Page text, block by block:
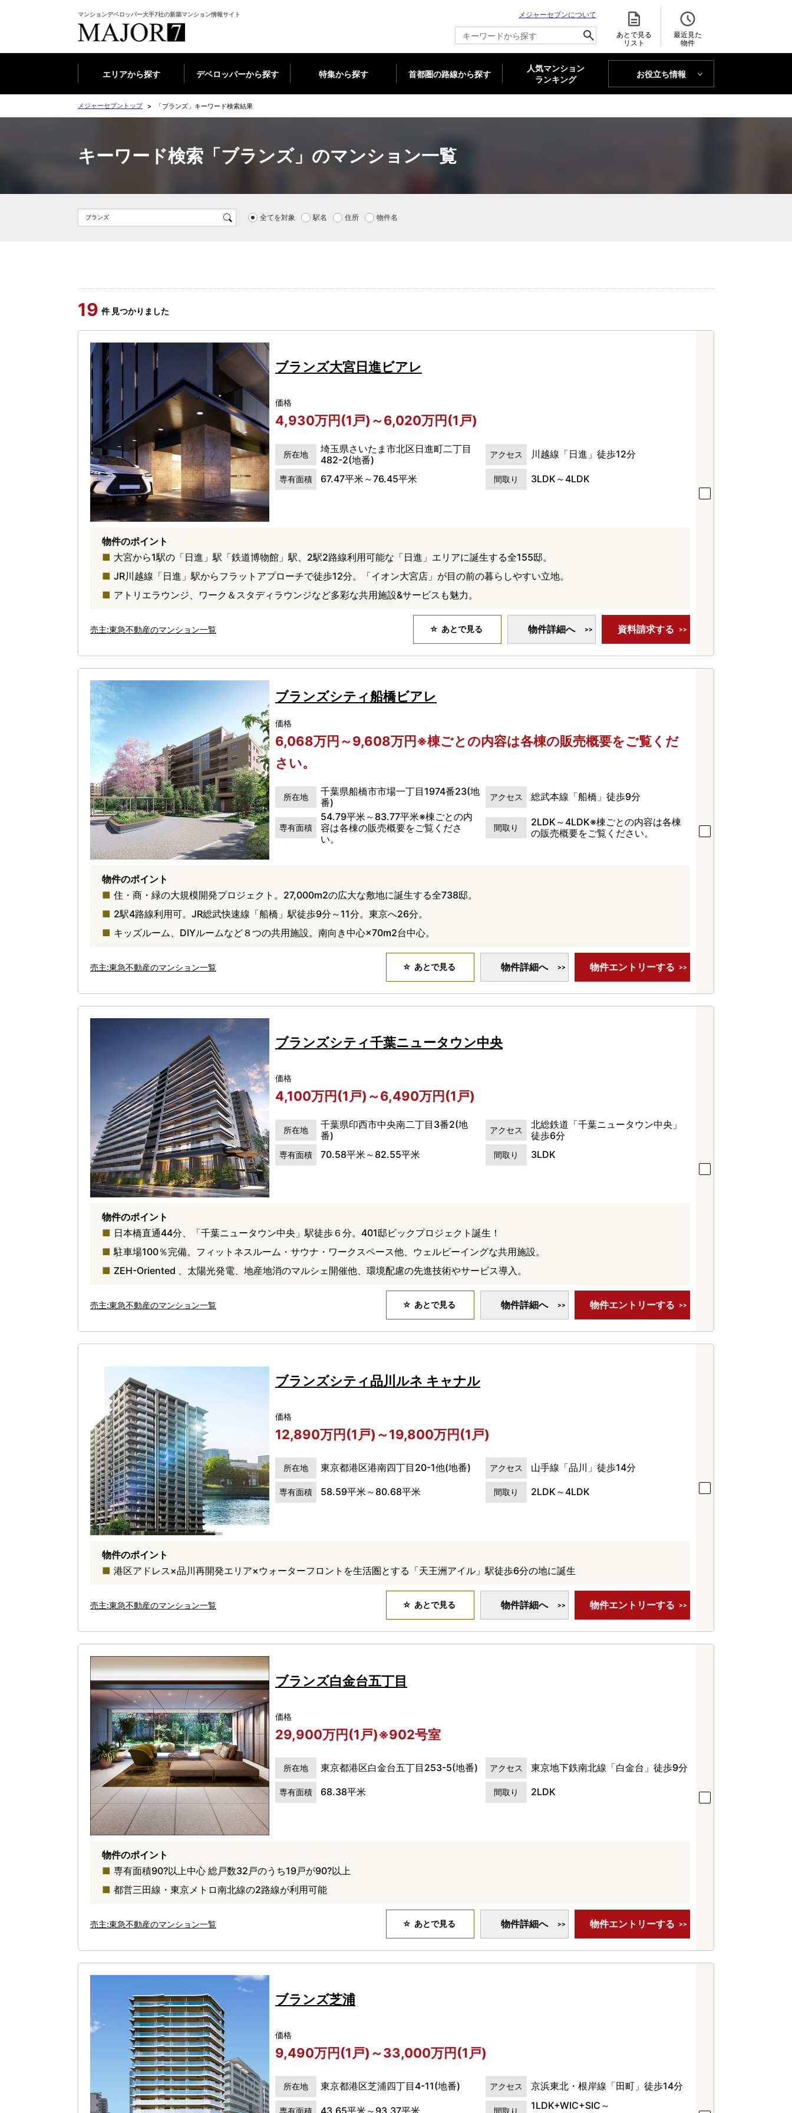
マンションデベロッパー大手7社の新築マンション情報サイト
メジャーセブンについて
あとで見る
リスト
最近見た
物件
エリアから探す デベロッパーから探す 特集から探す 首都圏の路線から探す
人気マンション
ランキング
お役立ち情報
MAJOR'S BLOG
メジャーセブントップ 「ブランズ」キーワード検索結果
キーワード検索「ブランズ」のマンション一覧
全てを対象 駅名 住所 物件名
19 件 見つかりました
ブランズ大宮日進ビアレ
価格
4,930万円(1戸)～6,020万円(1戸)
所在地
埼玉県さいたま市北区日進町二丁目
482-2(地番)
アクセス 川越線「日進」徒歩12分
専有面積 67.47平米～76.45平米 間取り 3LDK～4LDK
物件のポイント
大宮から1駅の「日進」駅「鉄道博物館」駅、2駅2路線利用可能な「日進」エリアに誕生する全155邸。
JR川越線「日進」駅からフラットアプローチで徒歩12分。「イオン大宮店」が目の前の暮らしやすい立地。
アトリエラウンジ、ワーク＆スタディラウンジなど多彩な共用施設&サービスも魅力。
売主:東急不動産のマンション一覧 あとで見る 物件詳細へ 資料請求する
ブランズシティ船橋ビアレ
価格
6,068万円～9,608万円※棟ごとの内容は各棟の販売概要をご覧くだ
さい。
所在地
千葉県船橋市市場一丁目1974番23(地
番)
アクセス 総武本線「船橋」徒歩9分
専有面積
54.79平米～83.77平米※棟ごとの内
容は各棟の販売概要をご覧くださ
い。
間取り
2LDK～4LDK※棟ごとの内容は各棟
の販売概要をご覧ください。
物件のポイント
住・商・緑の大規模開発プロジェクト。27,000m2の広大な敷地に誕生する全738邸。
2駅4路線利用可。JR総武快速線「船橋」駅徒歩9分～11分。東京へ26分。
キッズルーム、DIYルームなど８つの共用施設。南向き中心×70m2台中心。
売主:東急不動産のマンション一覧 あとで見る 物件詳細へ 物件エントリーする
ブランズシティ千葉ニュータウン中央
価格
4,100万円(1戸)～6,490万円(1戸)
所在地
千葉県印西市中央南二丁目3番2(地
番)
アクセス
北総鉄道「千葉ニュータウン中央」
徒歩6分
専有面積 70.58平米～82.55平米 間取り 3LDK
物件のポイント
日本橋直通44分、「千葉ニュータウン中央」駅徒歩６分。401邸ビックプロジェクト誕生！
駐車場100％完備。フィットネスルーム・サウナ・ワークスペース他、ウェルビーイングな共用施設。
ZEH-Oriented 、太陽光発電、地産地消のマルシェ開催他、環境配慮の先進技術やサービス導入。
売主:東急不動産のマンション一覧 あとで見る 物件詳細へ 物件エントリーする
ブランズシティ品川ルネ キャナル
価格
12,890万円(1戸)～19,800万円(1戸)
所在地 東京都港区港南四丁目20-1他(地番) アクセス 山手線「品川」徒歩14分
専有面積 58.59平米～80.68平米 間取り 2LDK～4LDK
物件のポイント
港区アドレス×品川再開発エリア×ウォーターフロントを生活圏とする「天王洲アイル」駅徒歩6分の地に誕生
売主:東急不動産のマンション一覧 あとで見る 物件詳細へ 物件エントリーする
ブランズ白金台五丁目
価格
29,900万円(1戸)※902号室
所在地 東京都港区白金台五丁目253-5(地番) アクセス 東京地下鉄南北線「白金台」徒歩9分
専有面積 68.38平米 間取り 2LDK
物件のポイント
専有面積90?以上中心 総戸数32戸のうち19戸が90?以上
都営三田線・東京メトロ南北線の2路線が利用可能
売主:東急不動産のマンション一覧 あとで見る 物件詳細へ 物件エントリーする
ブランズ芝浦
価格
9,490万円(1戸)～33,000万円(1戸)
所在地 東京都港区芝浦四丁目4-11(地番) アクセス 京浜東北・根岸線「田町」徒歩14分
専有面積 43.65平米～93.37平米 間取り
1LDK+WIC+SIC～